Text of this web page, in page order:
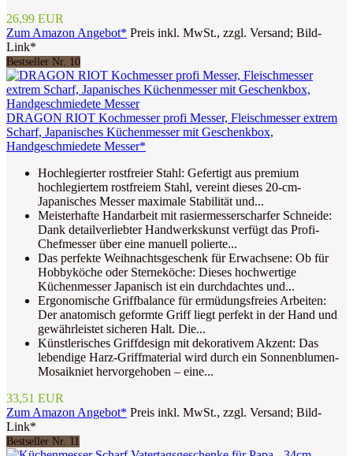
26,99 EUR
Zum Amazon Angebot* Preis inkl. MwSt., zzgl. Versand; Bild-
Link*
Bestseller Nr. 10
DRAGON RIOT Kochmesser profi Messer, Fleischmesser extrem
Scharf, Japanisches Küchenmesser mit Geschenkbox,
Handgeschmiedete Messer*
Hochlegierter rostfreier Stahl: Gefertigt aus premium
hochlegiertem rostfreiem Stahl, vereint dieses 20-cm-
Japanisches Messer maximale Stabilität und...
Meisterhafte Handarbeit mit rasiermesserscharfer Schneide:
Dank detailverliebter Handwerkskunst verfügt das Profi-
Chefmesser über eine manuell polierte...
Das perfekte Weihnachtsgeschenk für Erwachsene: Ob für
Hobbyköche oder Sterneköche: Dieses hochwertige
Küchenmesser Japanisch ist ein durchdachtes und...
Ergonomische Griffbalance für ermüdungsfreies Arbeiten:
Der anatomisch geformte Griff liegt perfekt in der Hand und
gewährleistet sicheren Halt. Die...
Künstlerisches Griffdesign mit dekorativem Akzent: Das
lebendige Harz-Griffmaterial wird durch ein Sonnenblumen-
Mosaikniet hervorgehoben – eine...
33,51 EUR
Zum Amazon Angebot* Preis inkl. MwSt., zzgl. Versand; Bild-
Link*
Bestseller Nr. 11